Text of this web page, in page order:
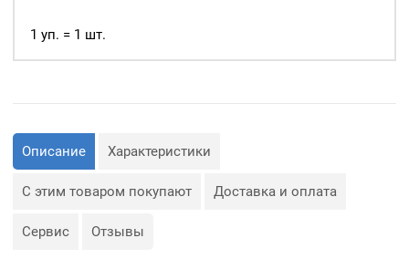
Сфера применения
люверсов очень обширная:
объектов наружной
рекламы (баннеров);
— Изготовление
туристического
— Декор, творчество,
полиграфия.
шт,
1 уп. = 1 шт.
Описание Характеристики
С этим товаром покупают Доставка и оплата
Сервис Отзывы